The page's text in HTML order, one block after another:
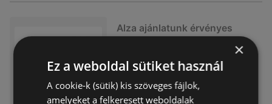
Alza ajánlatunk érvényes
már nem érvényes
×
Ez a weboldal sütiket használ
A cookie-k (sütik) kis szöveges fájlok,
amelyeket a felkeresett weboldalak